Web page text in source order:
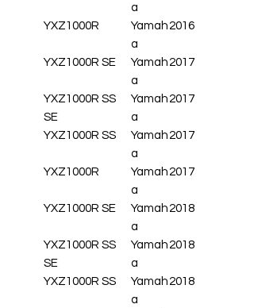
a
2016
Yamah
a
YXZ1000R
2017
Yamah
a
YXZ1000R SE
2017
Yamah
a
YXZ1000R SS
SE
2017
Yamah
a
YXZ1000R SS
2017
Yamah
a
YXZ1000R
2018
Yamah
a
YXZ1000R SE
2018
Yamah
a
YXZ1000R SS
SE
2018
Yamah
a
YXZ1000R SS